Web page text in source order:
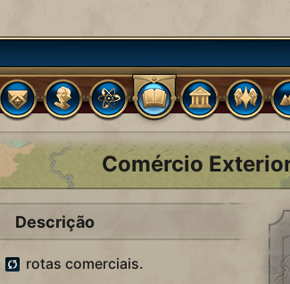
Comércio
Descrição
rotas comerciais.